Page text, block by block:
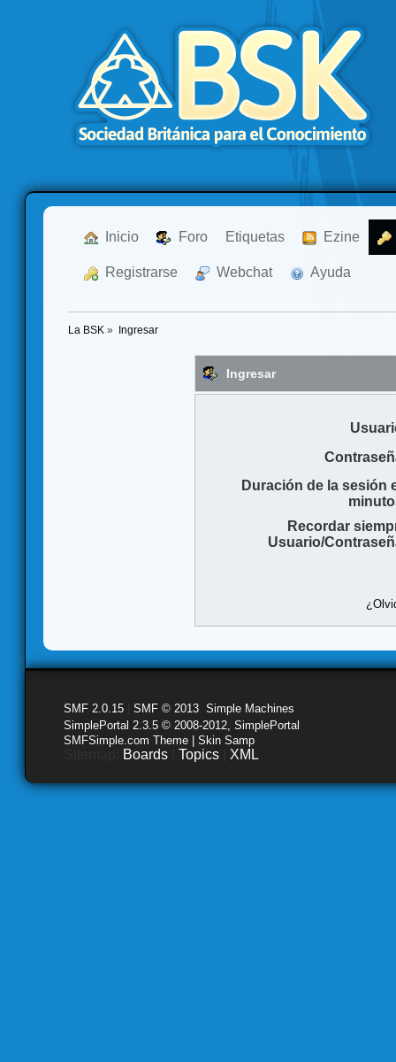
Inicio Foro Etiquetas Ezine
Registrarse Webchat Ayuda
La BSK » Ingresar
Ingresar
Duración de la sesión
Recordar
Usuario/
SMF 2.0.15 SMF © 2013 Simple Machines
SimplePortal 2.3.5 © 2008-2012, SimplePortal
SMFSimple.com Theme | Skin Samp
Boards Topics XML